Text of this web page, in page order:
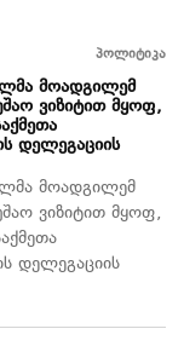
პოლიტიკა
მოადგილემ
ვიზიტით მყოფ,
დელეგაციის
მოადგილემ
ვიზიტით მყოფ,
დელეგაციის